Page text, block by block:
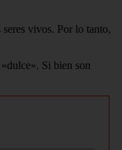
vivos. Por lo tanto,
Si bien son